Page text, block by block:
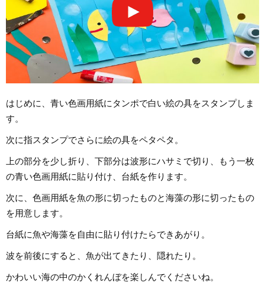
はじめに、青い色画用紙にタンポで白い絵の具をスタンプしま
す。
次に指スタンプでさらに絵の具をペタペタ。
上の部分を少し折り、下部分は波形にハサミで切り、もう一枚
の青い色画用紙に貼り付け、台紙を作ります。
次に、色画用紙を魚の形に切ったものと海藻の形に切ったもの
を用意します。
台紙に魚や海藻を自由に貼り付けたらできあがり。
波を前後にすると、魚が出てきたり、隠れたり。
かわいい海の中のかくれんぼを楽しんでくださいね。